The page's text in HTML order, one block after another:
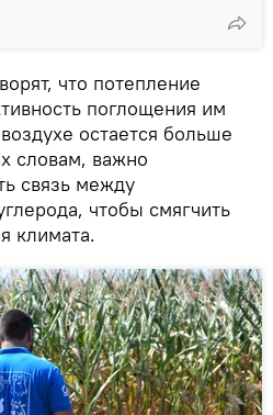
что потепление
поглощения им
остается больше
словам, важно
связь между
чтобы смягчить
климата.